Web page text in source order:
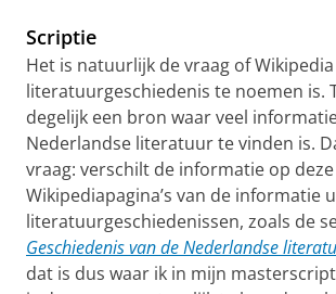
Scriptie
Het is natuurlijk de vraag of
literatuurgeschiedenis te noemen is.
degelijk een bron waar veel
Nederlandse literatuur te vinden is.
vraag: verschilt de informatie op deze
Wikipediapagina’s van de informatie
literatuurgeschiedenissen, zoals de
Geschiedenis van de Nederlandse
dat is dus waar ik in mijn